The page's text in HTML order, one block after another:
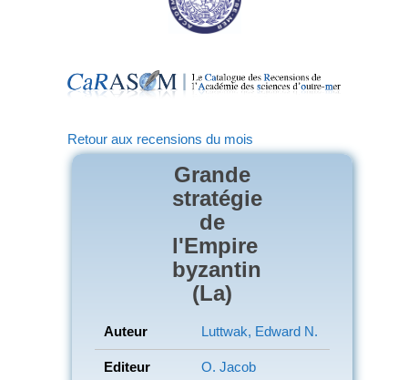
Retour aux recensions du mois
Grande
stratégie
de
l'Empire
byzantin
(La)
Auteur Luttwak, Edward N.
Editeur O. Jacob